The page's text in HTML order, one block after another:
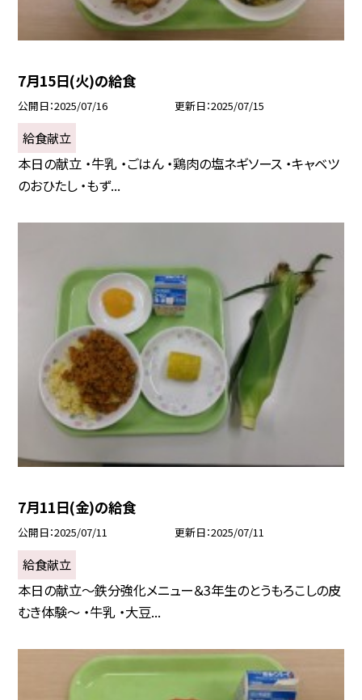
7月15日(火)の給食
公開日 2025/07/16 更新日 2025/07/15
給食献立
本日の献立 ・牛乳 ・ごはん ・鶏肉の塩ネギソース ・キャベツ
のおひたし ・もず...
7月11日(金)の給食
公開日 2025/07/11 更新日 2025/07/11
給食献立
本日の献立～鉄分強化メニュー＆3年生のとうもろこしの皮
むき体験～ ・牛乳 ・大豆...